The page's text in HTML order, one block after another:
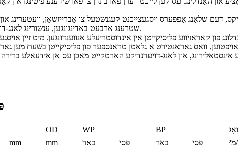
שלאַנג אָפפערס ויסגעצייכנט קעגנשטעל צו אַברייזשאַן, וועטערינג און
שטרענג אַרבעט באדינגונגען, ענשורינג לאַנג-דויערנדיק האַרטקייט און רילייאַבילאַטי.
פון קאראזיווע פליסיקייטן אין אינדוסטריעלע אנווענדונגען. מיט זיין
וואס גאראנטירט א גלאטן טראנספער פון פליסיקייטן בשעת מען
OD WP BP
mm mm באַר פּסי באַר פּסי